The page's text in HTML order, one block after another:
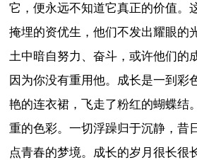
它，便永远不知道它真正的价值。
掩埋的资优生，他们不发出耀眼的
土中暗自努力、奋斗，或许他们的
因为你没有重用他。成长是一到彩
艳的连衣裙，飞走了粉红的蝴蝶结
重的色彩。一切浮躁归于沉静，昔
点青春的梦境。成长的岁月很长很